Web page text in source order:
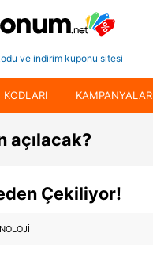
ve indirim kuponu sitesi
KODLARI KAMPANYALAR
açılacak?
Çekiliyor!